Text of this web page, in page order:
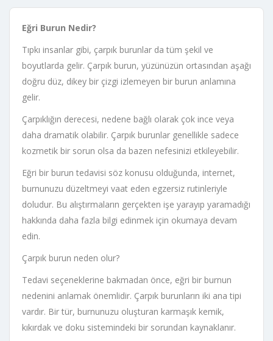
Eğri Burun Nedir?
Tıpkı insanlar gibi, çarpık burunlar da tüm şekil ve
boyutlarda gelir. Çarpık burun, yüzünüzün ortasından aşağı
doğru düz, dikey bir çizgi izlemeyen bir burun anlamına
gelir.
Çarpıklığın derecesi, nedene bağlı olarak çok ince veya
daha dramatik olabilir. Çarpık burunlar genellikle sadece
kozmetik bir sorun olsa da bazen nefesinizi etkileyebilir.
Eğri bir burun tedavisi söz konusu olduğunda, internet,
burnunuzu düzeltmeyi vaat eden egzersiz rutinleriyle
doludur. Bu alıştırmaların gerçekten işe yarayıp yaramadığı
hakkında daha fazla bilgi edinmek için okumaya devam
edin.
Çarpık burun neden olur?
Tedavi seçeneklerine bakmadan önce, eğri bir burnun
nedenini anlamak önemlidir. Çarpık burunların iki ana tipi
vardır. Bir tür, burnunuzu oluşturan karmaşık kemik,
kıkırdak ve doku sistemindeki bir sorundan kaynaklanır.